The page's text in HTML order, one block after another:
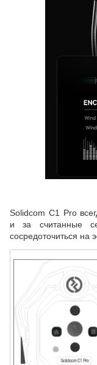
Solidcom C1 Pro
и за считанные
сосредоточиться на